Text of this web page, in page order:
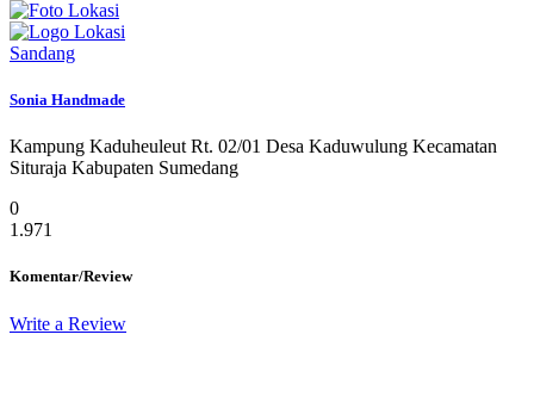
Sandang
Sonia Handmade
Kampung Kaduheuleut Rt. 02/01 Desa Kaduwulung Kecamatan
Situraja Kabupaten Sumedang
0
1.971
Komentar/Review
Write a Review